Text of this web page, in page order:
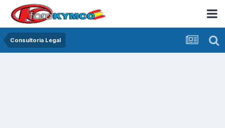
Consultoria Legal